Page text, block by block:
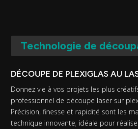
Technologie de
DÉCOUPE DE PLEXIGLAS AU
Donnez vie à vos projets les plus
professionnel de découpe laser sur
Précision, finesse et rapidité sont les
technique innovante, idéale pour